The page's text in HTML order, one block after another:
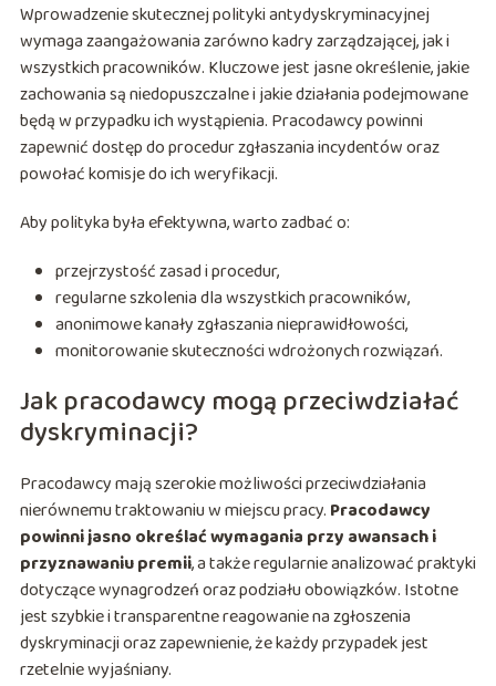
Wprowadzenie skutecznej polityki antydyskryminacyjnej
wymaga zaangażowania zarówno kadry zarządzającej, jak i
wszystkich pracowników. Kluczowe jest jasne określenie, jakie
zachowania są niedopuszczalne i jakie działania podejmowane
będą w przypadku ich wystąpienia. Pracodawcy powinni
zapewnić dostęp do procedur zgłaszania incydentów oraz
powołać komisje do ich weryfikacji.
Aby polityka była efektywna, warto zadbać o:
przejrzystość zasad i procedur,
regularne szkolenia dla wszystkich pracowników,
anonimowe kanały zgłaszania nieprawidłowości,
monitorowanie skuteczności wdrożonych rozwiązań.
Jak pracodawcy mogą przeciwdziałać
dyskryminacji?
Pracodawcy mają szerokie możliwości przeciwdziałania
nierównemu traktowaniu w miejscu pracy. Pracodawcy
powinni jasno określać wymagania przy awansach i
przyznawaniu premii, a także regularnie analizować praktyki
dotyczące wynagrodzeń oraz podziału obowiązków. Istotne
jest szybkie i transparentne reagowanie na zgłoszenia
dyskryminacji oraz zapewnienie, że każdy przypadek jest
rzetelnie wyjaśniany.